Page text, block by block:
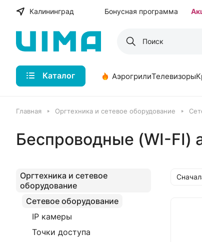
Калининград Бонусная программа
Каталог АэрогрилиТелевизоры
Главная Оргтехника и сетевое оборудование
Беспроводные (WI-FI)
Оргтехника и сетевое
оборудование
Сетевое оборудование
IP камеры
Точки доступа